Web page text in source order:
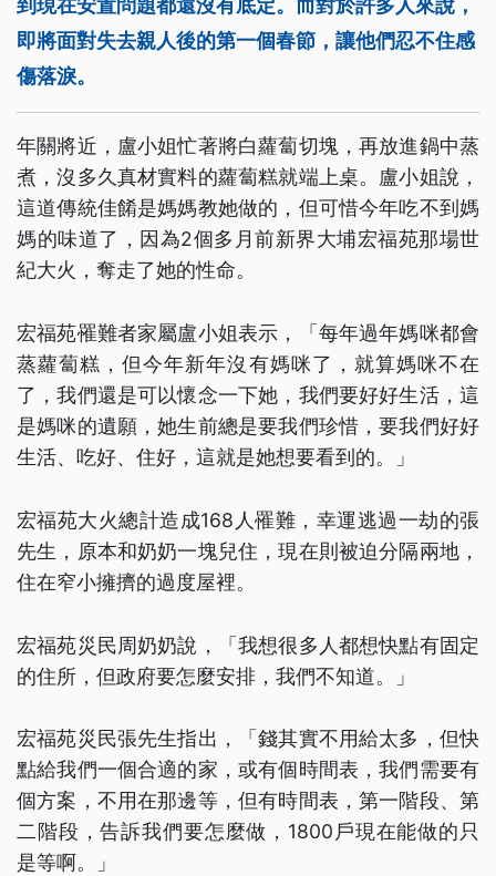
到現在安置問題都還沒有底定。而對於許多人來說，
即將面對失去親人後的第一個春節，讓他們忍不住感
傷落淚。
年關將近，盧小姐忙著將白蘿蔔切塊，再放進鍋中蒸
煮，沒多久真材實料的蘿蔔糕就端上桌。盧小姐說，
這道傳統佳餚是媽媽教她做的，但可惜今年吃不到媽
媽的味道了，因為2個多月前新界大埔宏福苑那場世
紀大火，奪走了她的性命。
宏福苑罹難者家屬盧小姐表示，「每年過年媽咪都會
蒸蘿蔔糕，但今年新年沒有媽咪了，就算媽咪不在
了，我們還是可以懷念一下她，我們要好好生活，這
是媽咪的遺願，她生前總是要我們珍惜，要我們好好
生活、吃好、住好，這就是她想要看到的。」
宏福苑大火總計造成168人罹難，幸運逃過一劫的張
先生，原本和奶奶一塊兒住，現在則被迫分隔兩地，
住在窄小擁擠的過度屋裡。
宏福苑災民周奶奶說，「我想很多人都想快點有固定
的住所，但政府要怎麼安排，我們不知道。」
宏福苑災民張先生指出，「錢其實不用給太多，但快
點給我們一個合適的家，或有個時間表，我們需要有
個方案，不用在那邊等，但有時間表，第一階段、第
二階段，告訴我們要怎麼做，1800戶現在能做的只
是等啊。」